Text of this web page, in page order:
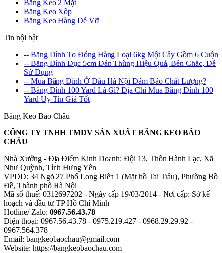
Băng Keo 2 Mặt
Băng Keo Xốp
Băng Keo Hàng Dễ Vỡ
Tin nội bật
-- Băng Dính To Đóng Hàng Loại 6kg Một Cây Gồm 6 Cuộn
-- Băng Dính Đục 5cm Dán Thùng Hiệu Quả, Bền Chắc, Dễ
Sử Dụng
-- Mua Băng Dính Ở Đâu Hà Nội Đảm Bảo Chất Lượng?
-- Băng Dính 100 Yard Là Gì? Địa Chỉ Mua Băng Dính 100
Yard Uy Tín Giá Tốt
Băng Keo Bảo Châu
CÔNG TY TNHH TMDV SẢN XUẤT BĂNG KEO BẢO
CHÂU
Nhà Xưởng - Địa Điểm Kinh Doanh: Đội 13, Thôn Hành Lạc, Xã
Như Quỳnh, Tỉnh Hưng Yên
VPDD: 34 Ngõ 27 Phố Long Biên 1 (Mặt hồ Tai Trâu), Phường Bồ
Đề, Thành phố Hà Nội
Mã số thuế: 0312697202 - Ngày cấp 19/03/2014 - Nơi cấp: Sở kế
hoạch và đầu tư TP Hồ Chí Minh
Hotline/ Zalo: 0967.56.43.78
Điện thoại: 0967.56.43.78 - 0975.219.427 - 0968.29.29.92 -
0967.564.378
Email: bangkeobaochau@gmail.com
Website: https://bangkeobaochau.com